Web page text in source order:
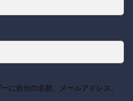
に自分の名前、メールアドレス、